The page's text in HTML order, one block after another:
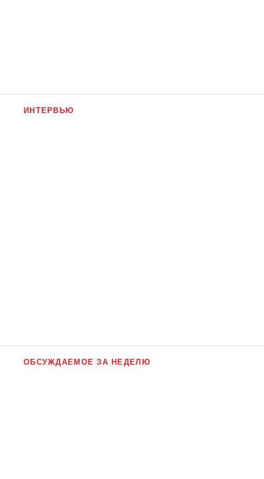
ИНТЕРВЬЮ
ОБСУЖДАЕМОЕ ЗА НЕДЕЛЮ